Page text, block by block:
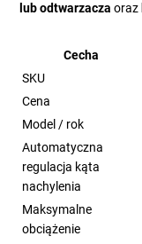
lub odtwarzacza oraz
Cecha
SKU
Cena
Model / rok
Automatyczna
regulacja kąta
nachylenia
Maksymalne
obciążenie